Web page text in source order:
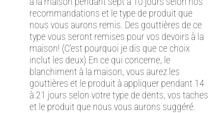
recommandations et le type de produit que
nous vous aurons remis. Des gouttières de ce
type vous seront remises pour vos devoirs à la
maison! (C’est pourquoi je dis que ce choix
inclut les deux) En ce qui concerne, le
blanchiment à la maison, vous aurez les
gouttières et le produit à appliquer pendant 14
à 21 jours selon votre type de dents, vos taches
et le produit que nous vous aurons suggéré.